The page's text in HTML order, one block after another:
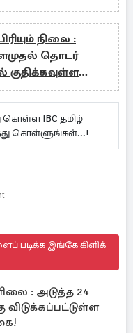
நிலை :
தொடர்
குதிக்கவுள்ள
கொள்ள IBC தமிழ்
கொள்ளுங்கள்...!
படிக்க இங்கே கிளிக்
: அடுத்த 24
விடுக்கப்பட்டுள்ள